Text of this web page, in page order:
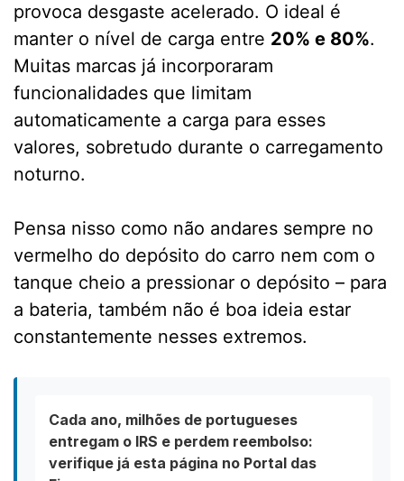
provoca desgaste acelerado. O ideal é
manter o nível de carga entre 20% e 80%.
Muitas marcas já incorporaram
funcionalidades que limitam
automaticamente a carga para esses
valores, sobretudo durante o carregamento
noturno.
Pensa nisso como não andares sempre no
vermelho do depósito do carro nem com o
tanque cheio a pressionar o depósito – para
a bateria, também não é boa ideia estar
constantemente nesses extremos.
Cada ano, milhões de portugueses
entregam o IRS e perdem reembolso:
verifique já esta página no Portal das